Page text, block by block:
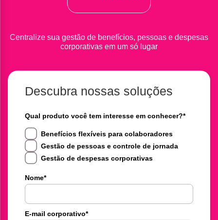
Centralize sua gestão de benefícios, pessoas e despesas
corporativas em um só lugar
Descubra nossas soluções
Qual produto você tem interesse em conhecer?*
Benefícios flexíveis para colaboradores
Gestão de pessoas e controle de jornada
Gestão de despesas corporativas
Nome*
E-mail corporativo*